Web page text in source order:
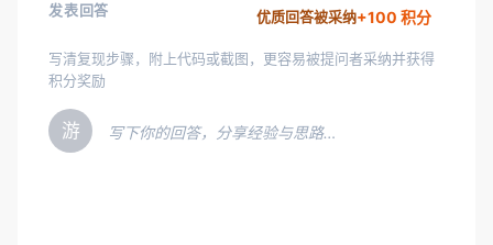
发表回答 优质回答被采纳+100 积分
写清复现步骤，附上代码或截图，更容易被提问者采纳并获得
积分奖励
游 写下你的回答，分享经验与思路…